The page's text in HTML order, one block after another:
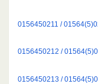
0156450211 /
0156450212 /
0156450213 /